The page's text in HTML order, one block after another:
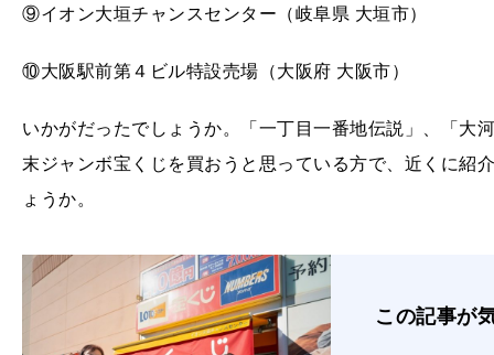
⑨イオン大垣チャンスセンター（岐阜県 大垣市）
⑩大阪駅前第４ビル特設売場（大阪府 大阪市）
いかがだったでしょうか。「一丁目一番地伝説」、「大
末ジャンボ宝くじを買おうと思っている方で、近くに紹
ょうか。
この記事が